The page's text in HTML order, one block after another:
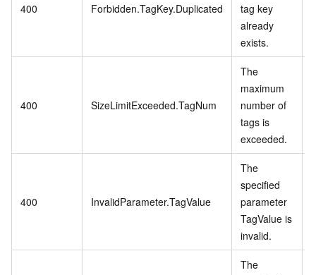
400 Forbidden.TagKey.Duplicated
tag key
already
exists.
400 SizeLimitExceeded.TagNum
The
maximum
number of
tags is
exceeded.
400 InvalidParameter.TagValue
The
specified
parameter
TagValue is
invalid.
The